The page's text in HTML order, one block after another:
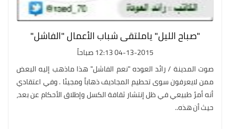
"صباح الليل" ياملتقى شباب الأعمال "الفاشل"
04-13-2015 12:13 صباحاً
صوت المدينة / رائد العوده "نعم الفاشل" هذا ماذهب إليه البعض
ممن لايعرفون سوى تحطيم المجاديف ذهاباً ومجيئا . وفي اعتقادي
أنه أمرٌ طبيعي في ظل إنتشار ثقافة الكسل وإطلاق الأحكام عن بعد،
حيث أن هذه..